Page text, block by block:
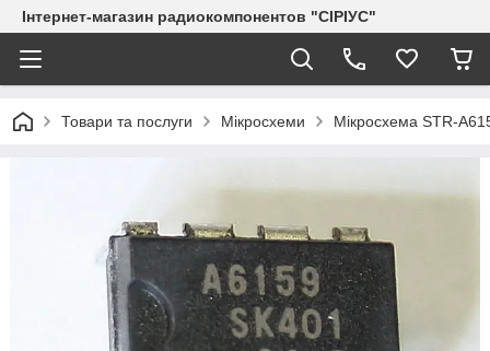
Інтернет-магазин радиокомпонентов "СІРІУС"
Товари та послуги Мікросхеми Мікросхема STR-